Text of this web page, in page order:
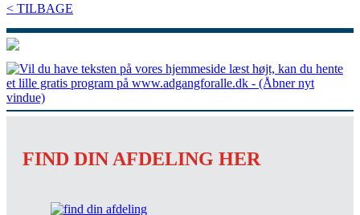
< TILBAGE
FIND DIN AFDELING HER